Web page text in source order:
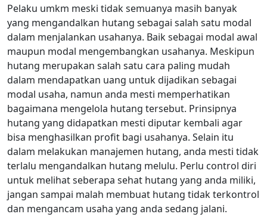
Pelaku umkm meski tidak semuanya masih banyak
yang mengandalkan hutang sebagai salah satu modal
dalam menjalankan usahanya. Baik sebagai modal awal
maupun modal mengembangkan usahanya. Meskipun
hutang merupakan salah satu cara paling mudah
dalam mendapatkan uang untuk dijadikan sebagai
modal usaha, namun anda mesti memperhatikan
bagaimana mengelola hutang tersebut. Prinsipnya
hutang yang didapatkan mesti diputar kembali agar
bisa menghasilkan profit bagi usahanya. Selain itu
dalam melakukan manajemen hutang, anda mesti tidak
terlalu mengandalkan hutang melulu. Perlu control diri
untuk melihat seberapa sehat hutang yang anda miliki,
jangan sampai malah membuat hutang tidak terkontrol
dan mengancam usaha yang anda sedang jalani.